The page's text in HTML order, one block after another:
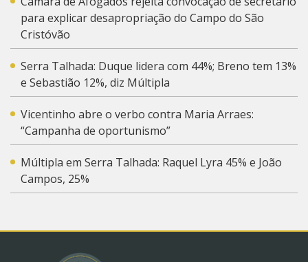
para explicar desapropriação do Campo do São
Cristóvão
Serra Talhada: Duque lidera com 44%; Breno tem 13%
e Sebastião 12%, diz Múltipla
Vicentinho abre o verbo contra Maria Arraes:
“Campanha de oportunismo”
Múltipla em Serra Talhada: Raquel Lyra 45% e João
Campos, 25%